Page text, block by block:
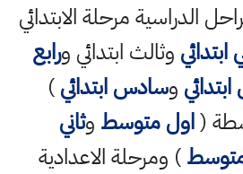
مرحلة الابتدائي
ابتدائي و رابع
سادس ابتدائي)
متوسطوثاني
ومرحلة الاعدادية